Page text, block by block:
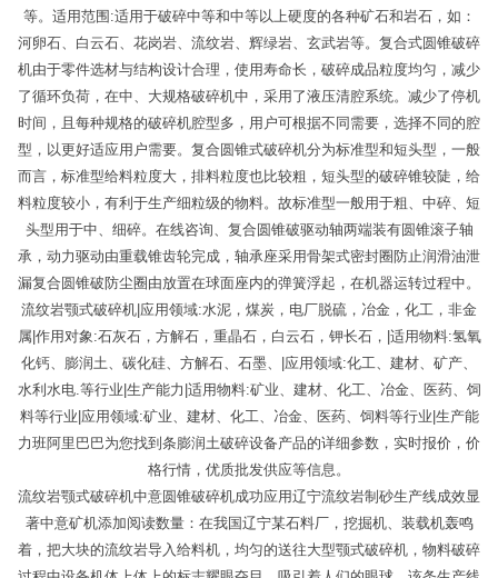
等。适用范围:适用于破碎中等和中等以上硬度的各种矿石和岩石，如：
河卵石、白云石、花岗岩、流纹岩、辉绿岩、玄武岩等。复合式圆锥破碎
机由于零件选材与结构设计合理，使用寿命长，破碎成品粒度均匀，减少
了循环负荷，在中、大规格破碎机中，采用了液压清腔系统。减少了停机
时间，且每种规格的破碎机腔型多，用户可根据不同需要，选择不同的腔
型，以更好适应用户需要。复合圆锥式破碎机分为标准型和短头型，一般
而言，标准型给料粒度大，排料粒度也比较粗，短头型的破碎锥较陡，给
料粒度较小，有利于生产细粒级的物料。故标准型一般用于粗、中碎、短
头型用于中、细碎。在线咨询、复合圆锥破驱动轴两端装有圆锥滚子轴
承，动力驱动由重载锥齿轮完成，轴承座采用骨架式密封圈防止润滑油泄
漏复合圆锥破防尘圈由放置在球面座内的弹簧浮起，在机器运转过程中。
流纹岩颚式破碎机|应用领域:水泥，煤炭，电厂脱硫，冶金，化工，非金
属|作用对象:石灰石，方解石，重晶石，白云石，钾长石，|适用物料:氢氧
化钙、膨润土、碳化硅、方解石、石墨、|应用领域:化工、建材、矿产、
水利水电.等行业|生产能力|适用物料:矿业、建材、化工、冶金、医药、饲
料等行业|应用领域:矿业、建材、化工、冶金、医药、饲料等行业|生产能
力班阿里巴巴为您找到条膨润土破碎设备产品的详细参数，实时报价，价
格行情，优质批发供应等信息。
流纹岩颚式破碎机中意圆锥破碎机成功应用辽宁流纹岩制砂生产线成效显
著中意矿机添加阅读数量：在我国辽宁某石料厂，挖掘机、装载机轰鸣
着，把大块的流纹岩导入给料机，均匀的送往大型颚式破碎机，物料破碎